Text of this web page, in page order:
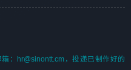
：hr@sinontt.cm，投递已制作好的